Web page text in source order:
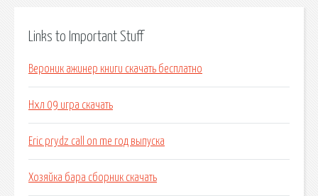
Links to Important Stuff
Вероник ажинер книги скачать бесплатно
Нхл 09 игра скачать
Eric prydz call on me год выпуска
Хозяйка бара сборник скачать